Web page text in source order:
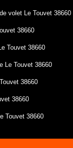
volet Le Touvet 38660
38660
Touvet 38660
Le Touvet 38660
38660
38660
Touvet 38660